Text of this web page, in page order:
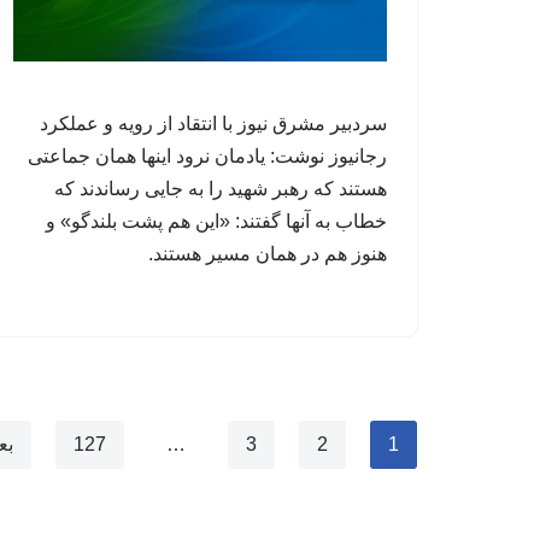
سردبیر مشرق نیوز با انتقاد از رویه و عملکرد
رجانیوز نوشت: یادمان نرود اینها همان جماعتی
هستند که رهبر شهید را به جایی رساندند که
خطاب به آنها گفتند: «این هم پشت بلندگو» ‏و
هنوز هم در همان مسیر هستند.
1
2
3
…
127